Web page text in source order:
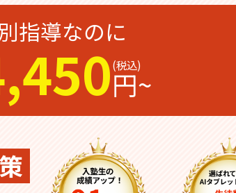
指導なのに
円~